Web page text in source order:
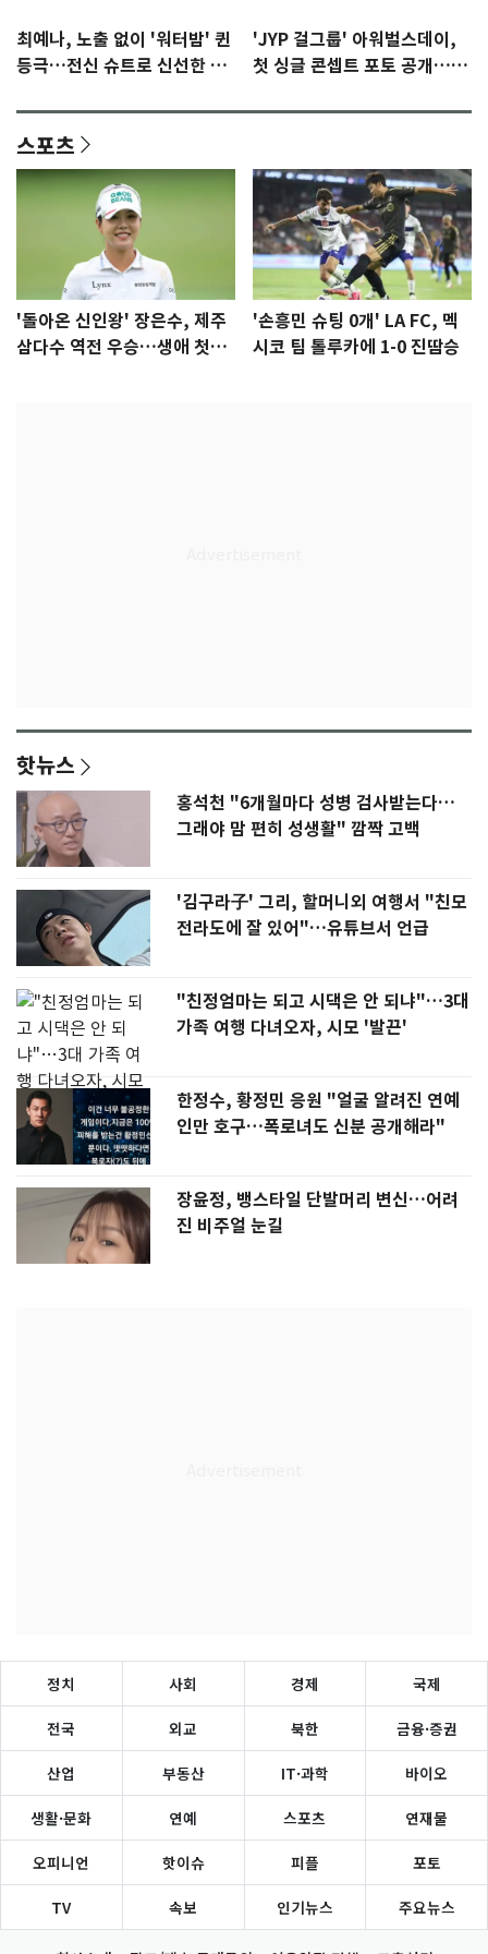
최예나, 노출 없이 '워터밤' 퀸
등극…전신 슈트로 신선한 충
'JYP 걸그룹' 아워벌스데이,
첫 싱글 콘셉트 포토 공개…청
스포츠
'돌아온 신인왕' 장은수, 제주
삼다수 역전 우승…생애 첫승
'손흥민 슈팅 0개' LA FC, 멕
시코 팀 톨루카에 1-0 진땀승
핫뉴스
홍석천 "6개월마다 성병 검사받는다…
그래야 맘 편히 성생활" 깜짝 고백
'김구라子' 그리, 할머니외 여행서 "친모
전라도에 잘 있어"…유튜브서 언급
"친정엄마는 되고 시댁은 안 되냐"…3대
가족 여행 다녀오자, 시모 '발끈'
한정수, 황정민 응원 "얼굴 알려진 연예
인만 호구…폭로녀도 신분 공개해라"
장윤정, 뱅스타일 단발머리 변신…어려
진 비주얼 눈길
정치 사회 경제 국제
전국 외교 북한 금융·증권
산업 부동산 IT·과학 바이오
생활·문화 연예 스포츠 연재물
오피니언 핫이슈 피플 포토
TV 속보 인기뉴스 주요뉴스